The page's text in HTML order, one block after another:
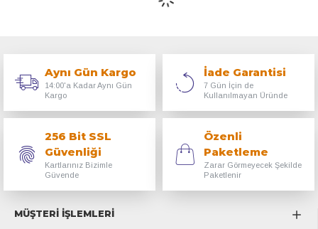
Aynı Gün Kargo
14:00'a Kadar Aynı Gün
Kargo
İade Garantisi
7 Gün İçin de
Kullanılmayan Üründe
256 Bit SSL
Güvenliği
Kartlarınız Bizimle
Güvende
Özenli
Paketleme
Zarar Görmeyecek Şekilde
Paketlenir
MÜŞTERİ İŞLEMLERİ